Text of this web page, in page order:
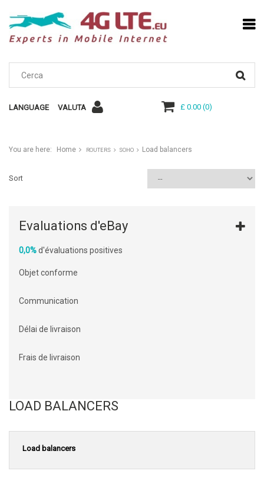
LANGUAGE VALUTA £ 0.00(0)
You are here: Home ROUTERS SOHO Load balancers
Sort
Evaluations d'eBay
0,0%d'évaluations positives
Objet conforme
Communication
Délai de livraison
Frais de livraison
LOAD BALANCERS
Load balancers